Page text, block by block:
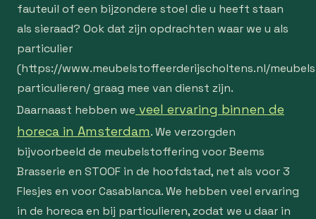
fauteuil of een bijzondere stoel die u heeft staan
als sieraad? Ook dat zijn opdrachten waar we u als
particulier
(https://www.meubelstoffeerderijscholtens.nl/
particulieren/ graag mee van dienst zijn.
Daarnaast hebben we veel ervaring binnen de
horeca in Amsterdam. We verzorgden
bijvoorbeeld de meubelstoffering voor Beems
Brasserie en STOOF in de hoofdstad, net als voor 3
Flesjes en voor Casablanca. We hebben veel ervaring
in de horeca en bij particulieren, zodat we u daar in